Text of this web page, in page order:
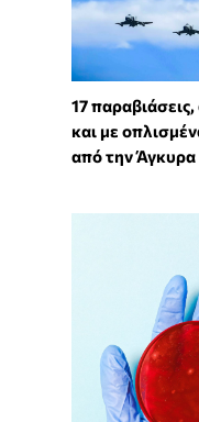
17
και με
από την Άγκυρα